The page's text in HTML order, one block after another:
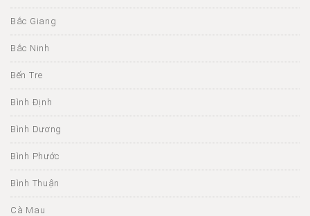
Bắc Giang
Bắc Ninh
Bến Tre
Bình Định
Bình Dương
Bình Phước
Bình Thuận
Cà Mau